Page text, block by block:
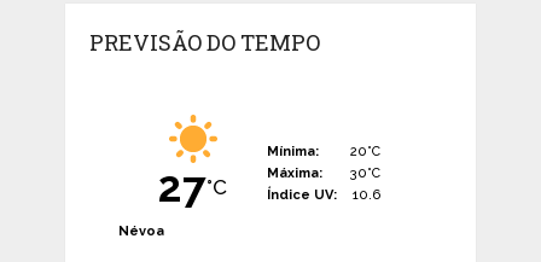
PREVISÃO DO TEMPO
27°C
Mínima:
20°C
Máxima:
30°C
Índice UV:
10.6
Névoa